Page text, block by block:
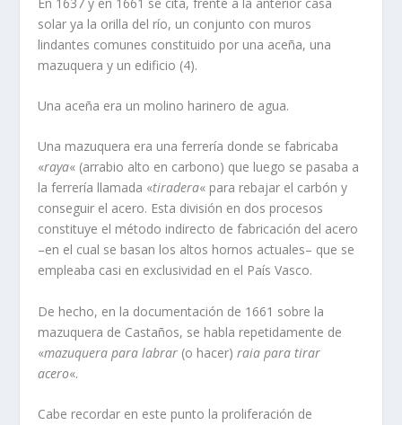
solar ya la orilla del rí­o, un conjunto con muros
lindantes comunes constituido por una aceña, una
mazuquera y un edificio (4).
Una aceña era un molino harinero de agua.
Una mazuquera era una ferrerí­a donde se fabricaba
«raya« (arrabio alto en carbono) que luego se pasaba a
la ferrerí­a llamada «tiradera« para rebajar el carbón y
conseguir el acero. Esta división en dos procesos
constituye el método indirecto de fabricación del acero
–en el cual se basan los altos hornos actuales– que se
empleaba casi en exclusividad en el Paí­s Vasco.
De hecho, en la documentación de 1661 sobre la
mazuquera de Castaños, se habla repetidamente de
«mazuquera para labrar (o hacer)raia para tirar
acero«.
Cabe recordar en este punto la proliferación de